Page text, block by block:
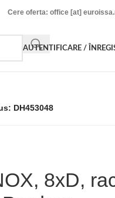
Cere oferta: office [at]
AUTENTIFICARE /
DH453048
8xD,